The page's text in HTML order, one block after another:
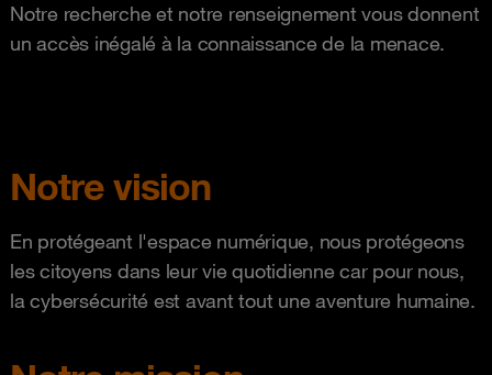
Notre recherche et notre renseignement vous donnent
un accès inégalé à la connaissance de la menace.
Notre vision
En protégeant l'espace numérique, nous protégeons
les citoyens dans leur vie quotidienne car pour nous,
la cybersécurité est avant tout une aventure humaine.